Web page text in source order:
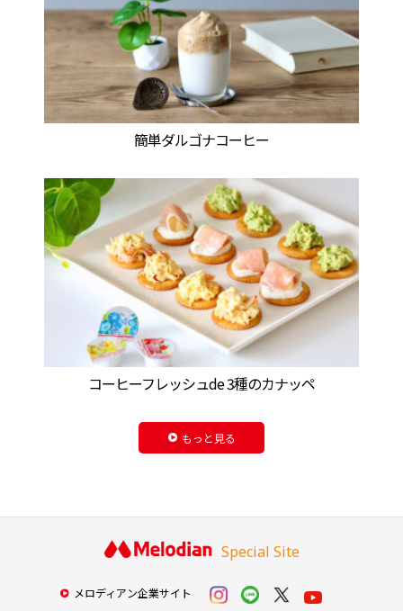
簡単ダルゴナコーヒー
コーヒーフレッシュde 3種のカナッペ
もっと見る
Special Site
メロディアン企業サイト